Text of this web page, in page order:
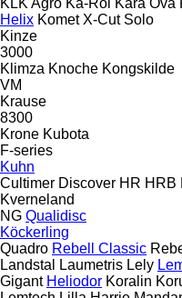
Helix Komet X-Cut Solo
Kinze
3000
Klimza Knoche Kongskilde
VM
Krause
8300
Krone Kubota
F-series
Kuhn
Cultimer Discover HR HRB
Kverneland
NG Qualidisc
Köckerling
Quadro Rebell Classic
Landstal
Laumetris Lely
Gigant Heliodor Koralin